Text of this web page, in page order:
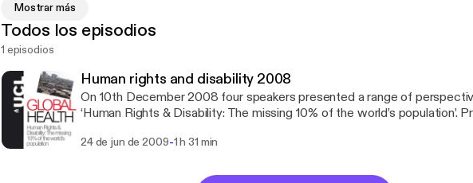
practice to reach this large – and largely overlooked – population. Colm
examined disability from a human-rights perspective, highlighting the UN
Rights of Persons with Disabilities, which came into force in May 2008. Dr
the Leonard Cheshire Disability & Inclusive Development Centre at UCL,
political-science perspective on the UN Convention’s potential paradigm
Sheila Wirz (UCL Institute of Child Health) outlined disability from a
Mostrar más
Todos los episodios
1 episodios
Human rights and disability 2008
On 10th December 2008 four speakers presented a range of
‘Human Rights & Disability: The missing 10% of the world’s population’.
Epidemiology & Public Health, explored the pressing issue of disability
O’Cinneide (UCL Laws) examined disability from a human-rights
24 de jun de 2009-1 h 31 min